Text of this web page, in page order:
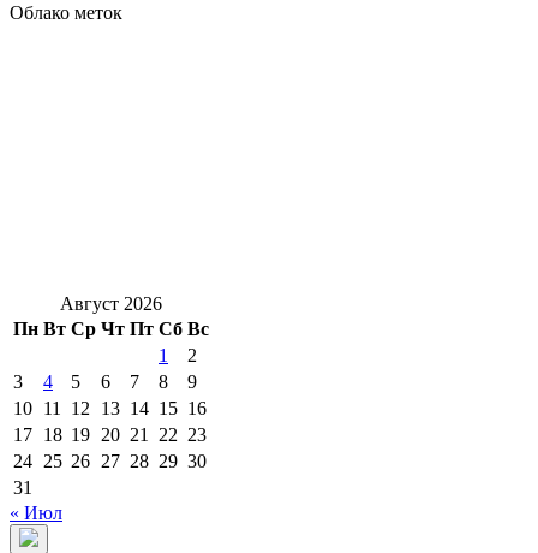
Облако меток
Август 2026
Пн Вт Ср Чт Пт Сб Вс
1
2
3
4 5 6 7 8
9
10 11 12 13 14 15 16
17 18 19 20 21 22 23
24 25 26 27 28 29 30
31
« Июл